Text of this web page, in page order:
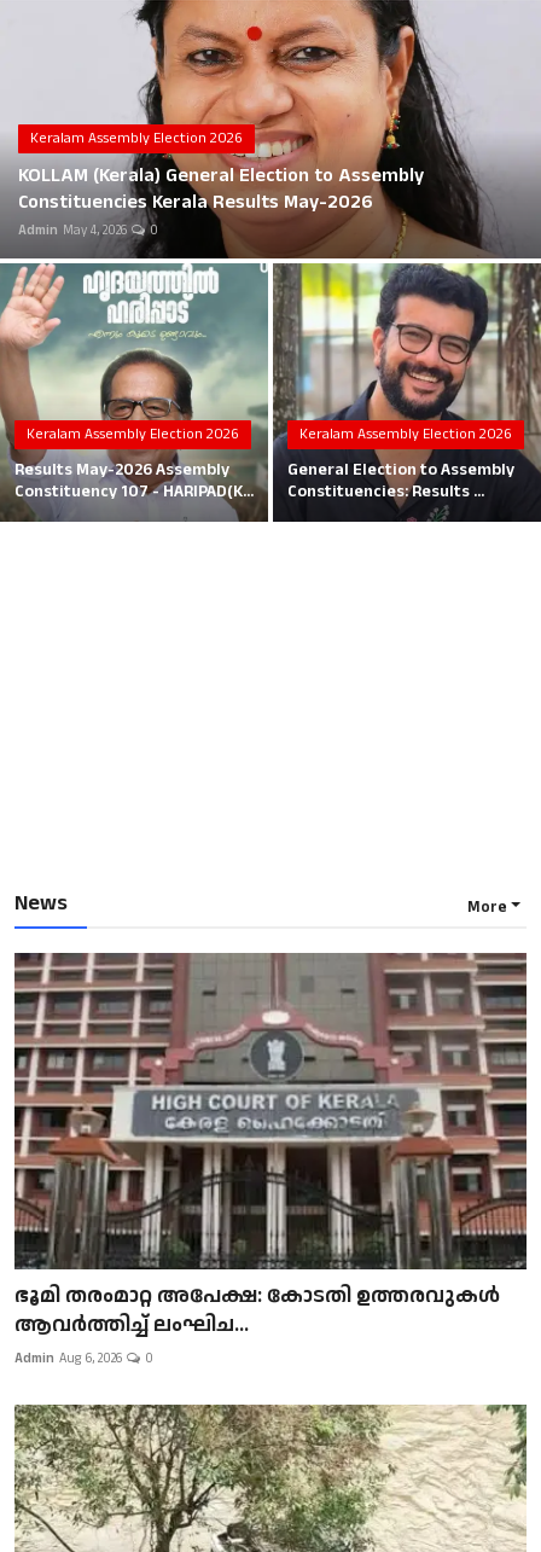
Career
Education
Business
Local News
Earn Money
Tutorials
Malayalam
Keralam Assembly Election 2026
KOLLAM (Kerala) General Election to Assembly
Constituencies Kerala Results May-2026
Admin May 4, 2026 0
Keralam Assembly Election 2026
Results May-2026 Assembly
Constituency 107 - HARIPAD(K...
Keralam Assembly Election 2026
General Election to Assembly
Constituencies: Results ...
News More
ഭൂമി തരംമാറ്റ അപേക്ഷ: കോടതി ഉത്തരവുകൾ
ആവർത്തിച്ച് ലംഘിച...
Admin Aug 6, 2026 0